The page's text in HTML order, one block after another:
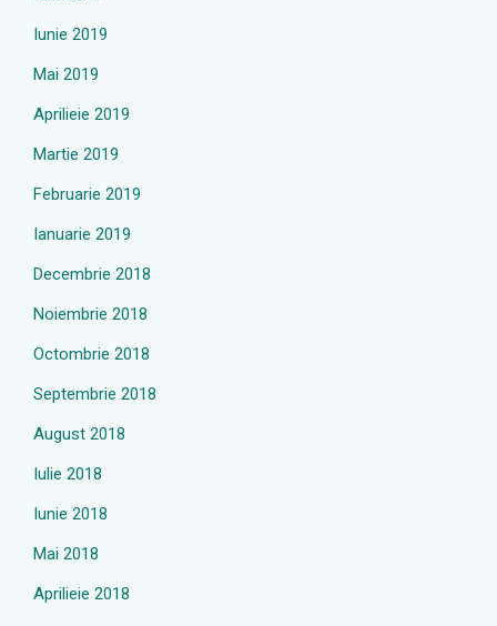
Iunie 2019
Mai 2019
Aprilieie 2019
Martie 2019
Februarie 2019
Ianuarie 2019
Decembrie 2018
Noiembrie 2018
Octombrie 2018
Septembrie 2018
August 2018
Iulie 2018
Iunie 2018
Mai 2018
Aprilieie 2018